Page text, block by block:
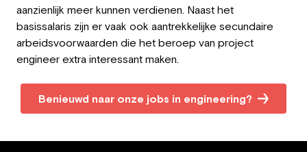
aanzienlijk meer kunnen verdienen. Naast het
basissalaris zijn er vaak ook aantrekkelijke secundaire
arbeidsvoorwaarden die het beroep van project
engineer extra interessant maken.
Benieuwd naar onze jobs in engineering?